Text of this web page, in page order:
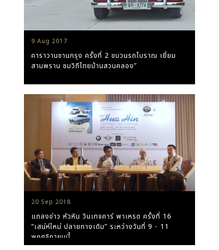
9 Aug 2017
คาราวานชานกรุง ครั้งที่ 2 ขบวนรถโบราณ เยี่ยม
สามพราน ชมวิถีไทยบ้านสวนคลอง”
20 Sep 2018
แถลงข่าว หัวหิน วินเทจคาร์ พาเหรด ครั้งที่ 16
“เสน่ห์ใหม่ ปลายทางเดิม” ระหว่างวันที่ 9 - 11
พฤศจิกายนนี้